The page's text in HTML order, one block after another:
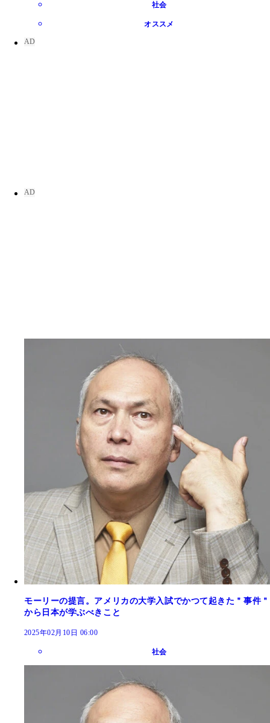
社会
オススメ
モーリーの提言。アメリカの大学入試でかつて起きた＂事件＂
から日本が学ぶべきこと
2025年02月10日 06:00
社会